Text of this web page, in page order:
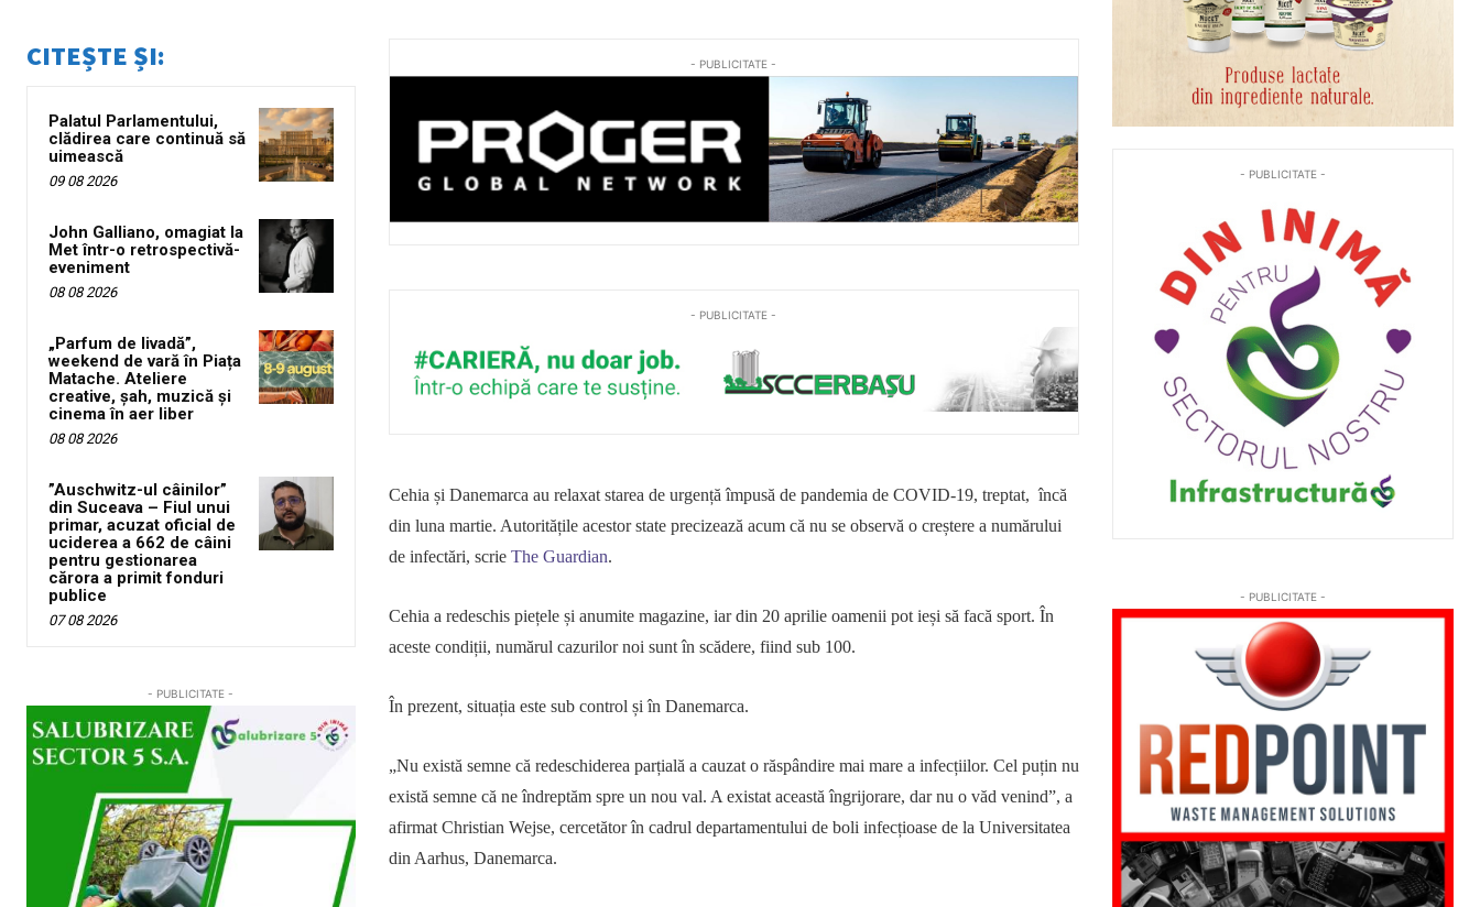
CITEȘTE ȘI:
Palatul Parlamentului,
clădirea care continuă să
uimească
09 08 2026
John Galliano, omagiat la
Met într-o retrospectivă-
eveniment
08 08 2026
„Parfum de livadă”,
weekend de vară în Piața
Matache. Ateliere
creative, șah, muzică și
cinema în aer liber
08 08 2026
”Auschwitz-ul câinilor”
din Suceava – Fiul unui
primar, acuzat oficial de
uciderea a 662 de câini
pentru gestionarea
cărora a primit fonduri
publice
07 08 2026
- PUBLICITATE -
- PUBLICITATE -
- PUBLICITATE -
Cehia și Danemarca au relaxat starea de urgență împusă de pandemia de COVID-19, treptat, încă
din luna martie. Autoritățile acestor state precizează acum că nu se observă o creștere a numărului
de infectări, scrie The Guardian.
Cehia a redeschis piețele și anumite magazine, iar din 20 aprilie oamenii pot ieși să facă sport. În
aceste condiții, numărul cazurilor noi sunt în scădere, fiind sub 100.
În prezent, situația este sub control și în Danemarca.
„Nu există semne că redeschiderea parțială a cauzat o răspândire mai mare a infecțiilor. Cel puțin nu
există semne că ne îndreptăm spre un nou val. A existat această îngrijorare, dar nu o văd venind”, a
afirmat Christian Wejse, cercetător în cadrul departamentului de boli infecțioase de la Universitatea
din Aarhus, Danemarca.
- PUBLICITATE -
- PUBLICITATE -